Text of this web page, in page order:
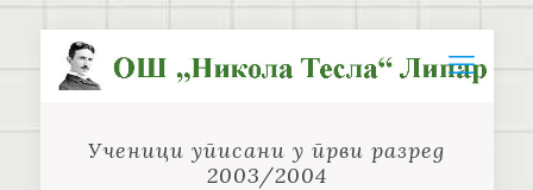
Ученици уписани у први разред
2003/2004